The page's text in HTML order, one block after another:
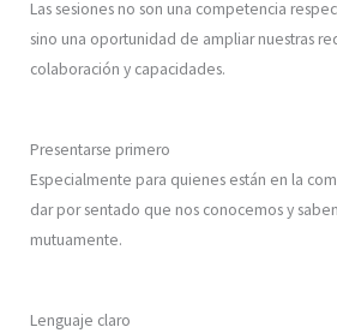
Las sesiones no son una competencia
sino una oportunidad de ampliar nuestras
colaboración y capacidades.
Presentarse primero
Especialmente para quienes están en la
dar por sentado que nos conocemos y
mutuamente.
Lenguaje claro